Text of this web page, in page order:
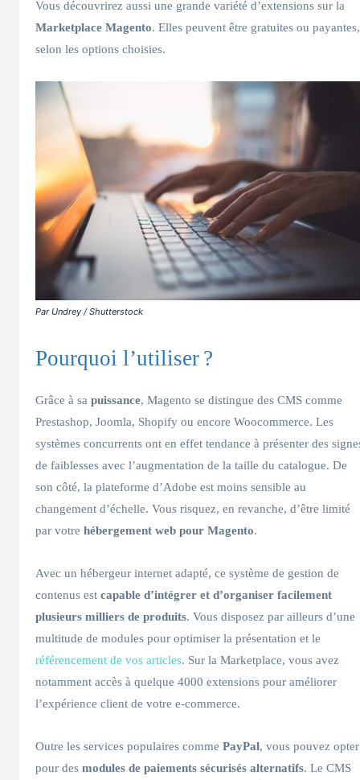
Vous découvrirez aussi une grande variété d’extensions sur la
Marketplace Magento. Elles peuvent être gratuites ou payantes,
selon les options choisies.
Par Undrey / Shutterstock
Pourquoi l’utiliser ?
Grâce à sa puissance, Magento se distingue des CMS comme
Prestashop, Joomla, Shopify ou encore Woocommerce. Les
systèmes concurrents ont en effet tendance à présenter des
de faiblesses avec l’augmentation de la taille du catalogue. De
son côté, la plateforme d’Adobe est moins sensible au
changement d’échelle. Vous risquez, en revanche, d’être limité
par votre hébergement web pour Magento.
Avec un hébergeur internet adapté, ce système de gestion de
contenus est capable d’intégrer et d’organiser facilement
plusieurs milliers de produits. Vous disposez par ailleurs d’une
multitude de modules pour optimiser la présentation et le
référencement de vos articles. Sur la Marketplace, vous avez
notamment accès à quelque 4000 extensions pour améliorer
l’expérience client de votre e-commerce.
Outre les services populaires comme PayPal, vous pouvez opter
pour des modules de paiements sécurisés alternatifs. Le CMS